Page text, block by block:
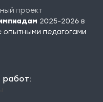
проект
2025-2026 в
опытными педагогами
работ: